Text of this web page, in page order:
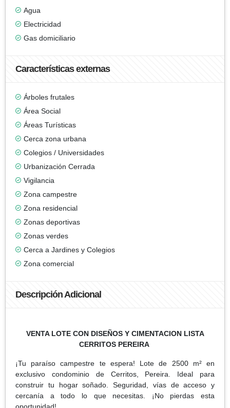
Agua
Electricidad
Gas domiciliario
Características externas
Árboles frutales
Área Social
Áreas Turísticas
Cerca zona urbana
Colegios / Universidades
Urbanización Cerrada
Vigilancia
Zona campestre
Zona residencial
Zonas deportivas
Zonas verdes
Cerca a Jardines y Colegios
Zona comercial
Descripción Adicional
VENTA LOTE CON DISEÑOS Y CIMENTACION LISTA
CERRITOS PEREIRA
¡Tu paraíso campestre te espera! Lote de 2500 m² en
exclusivo condominio de Cerritos, Pereira. Ideal para
construir tu hogar soñado. Seguridad, vías de acceso y
cercanía a todo lo que necesitas. ¡No pierdas esta
oportunidad!